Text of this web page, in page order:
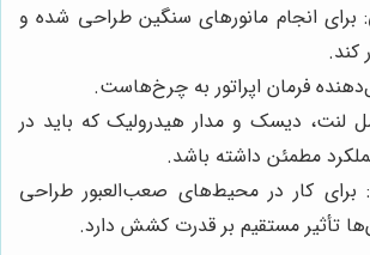
برای انجام مانورهای سنگین طراحی شده و
کند.
فرمان اپراتور به چرخ‌هاست.
لنت، دیسک و مدار هیدرولیک که باید در
مطمئن داشته باشد.
برای کار در محیط‌های صعب‌العبور طراحی
تأثیر مستقیم بر قدرت کشش دارد.